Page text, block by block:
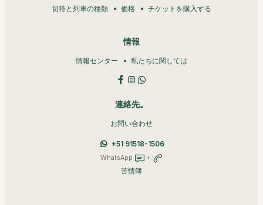
切符と列車の種類 価格 チケットを購入する
情報
情報センター 私たちに関しては
連絡先。
お問い合わせ
+51 91518-1506
WhatsApp +
苦情簿